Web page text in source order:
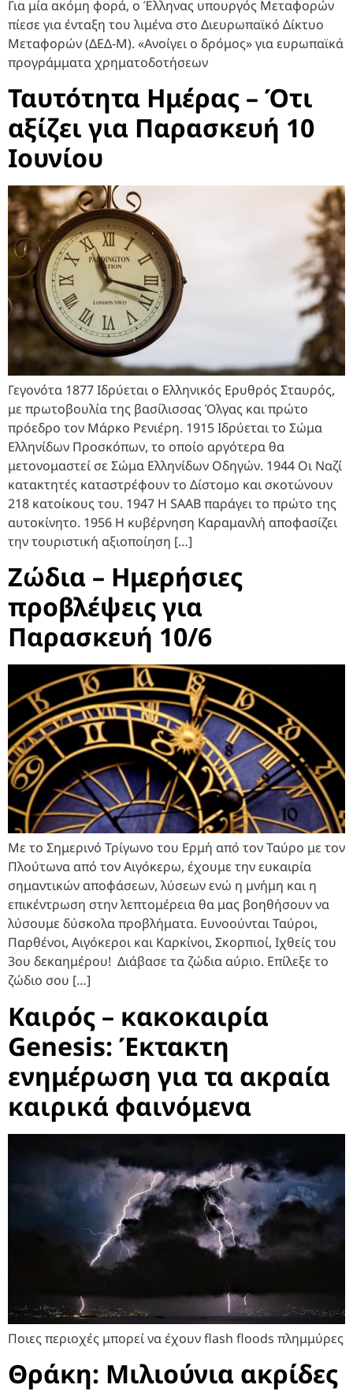
Για μία ακόμη φορά, ο Έλληνας υπουργός Μεταφορών
πίεσε για ένταξη του λιμένα στο Διευρωπαϊκό Δίκτυο
Μεταφορών (ΔΕΔ-Μ). «Ανοίγει ο δρόμος» για ευρωπαϊκά
προγράμματα χρηματοδοτήσεων
Ταυτότητα Ημέρας – Ότι
αξίζει για Παρασκευή 10
Ιουνίου
Γεγονότα 1877 Ιδρύεται ο Ελληνικός Ερυθρός Σταυρός,
με πρωτοβουλία της βασίλισσας Όλγας και πρώτο
πρόεδρο τον Μάρκο Ρενιέρη. 1915 Ιδρύεται το Σώμα
Ελληνίδων Προσκόπων, το οποίο αργότερα θα
μετονομαστεί σε Σώμα Ελληνίδων Οδηγών. 1944 Οι Ναζί
κατακτητές καταστρέφουν το Δίστομο και σκοτώνουν
218 κατοίκους του. 1947 Η SAAB παράγει το πρώτο της
αυτοκίνητο. 1956 Η κυβέρνηση Καραμανλή αποφασίζει
την τουριστική αξιοποίηση […]
Ζώδια – Ημερήσιες
προβλέψεις για
Παρασκευή 10/6
Με το Σημερινό Τρίγωνο του Ερμή από τον Ταύρο με τον
Πλούτωνα από τον Αιγόκερω, έχουμε την ευκαιρία
σημαντικών αποφάσεων, λύσεων ενώ η μνήμη και η
επικέντρωση στην λεπτομέρεια θα μας βοηθήσουν να
λύσουμε δύσκολα προβλήματα. Ευνοούνται Ταύροι,
Παρθένοι, Αιγόκεροι και Καρκίνοι, Σκορπιοί, Ιχθείς του
3ου δεκαημέρου! Διάβασε τα ζώδια αύριο. Επίλεξε το
ζώδιο σου […]
Καιρός – κακοκαιρία
Genesis: Έκτακτη
ενημέρωση για τα ακραία
καιρικά φαινόμενα
Ποιες περιοχές μπορεί να έχουν flash floods πλημμύρες
Θράκη: Μιλιούνια ακρίδες